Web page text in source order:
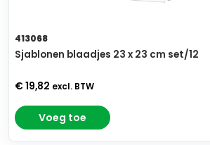
413068
Sjablonen blaadjes 23 x 23 cm set/12
€ 19,82 excl. BTW
Voeg toe